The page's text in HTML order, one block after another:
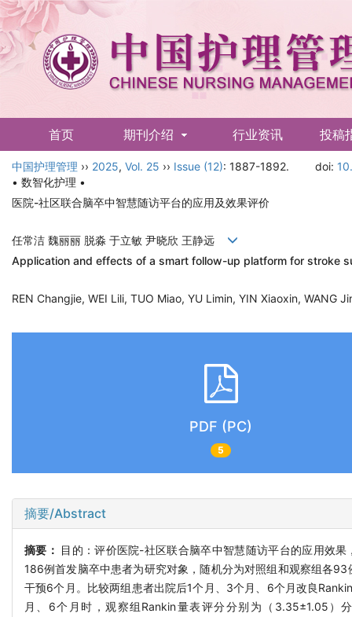
首页 期刊介绍 行业资讯 投稿
English
中国护理管理 ›› 2025, Vol. 25 ›› Issue (12): 1887-1892. doi:
• 数智化护理 •
医院-社区联合脑卒中智慧随访平台的应用及效果评价
任常洁 魏丽丽 脱淼 于立敏 尹晓欣 王静远
Application and effects of a smart follow-up platform for stroke
REN Changjie, WEI Lili, TUO Miao, YU Limin, YIN Xiaoxin,
PDF (PC)
5
摘要/Abstract
摘要： 目的：评价医院-社区联合脑卒中智慧随访平台的应用效
186例首发脑卒中患者为研究对象，随机分为对照组和观察组各
干预6个月。比较两组患者出院后1个月、3个月、6个月改良
月、6个月时，观察组Rankin量表评分分别为（3.35±1.05